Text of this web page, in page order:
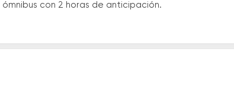
con 2 horas de anticipación.